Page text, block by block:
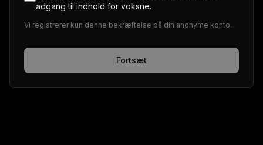
adgang til indhold for voksne.
Vi registrerer kun denne bekræftelse på din anonyme konto.
Fortsæt